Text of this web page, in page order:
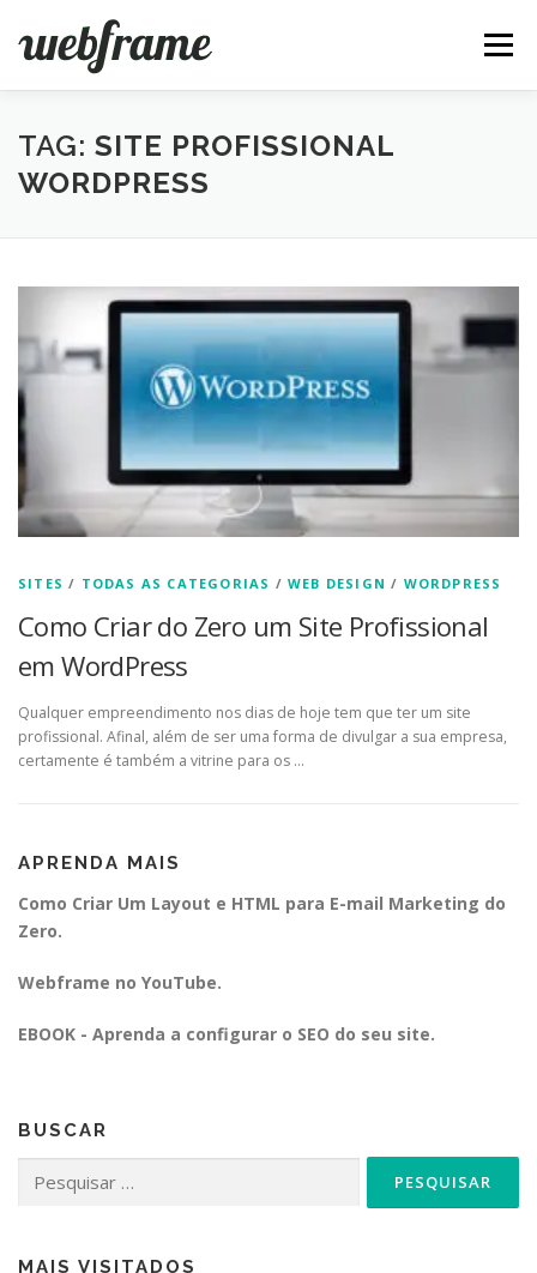
para
Menu
FERRAMENTAS ARTIGOS SOBRE
TAG: SITE PROFISSIONAL
WORDPRESS
SITES / TODAS AS CATEGORIAS /WEB DESIGN / WORDPRESS
Como Criar do Zero um Site Profissional
em WordPress
Qualquer empreendimento nos dias de hoje tem que ter um site
profissional. Afinal, além de ser uma forma de divulgar a sua empresa,
certamente é também a vitrine para os …
APRENDA MAIS
Como Criar Um Layout e HTML para E-mail Marketing do
Zero.
Webframe no YouTube.
EBOOK - Aprenda a configurar o SEO do seu site.
BUSCAR
por:
MAIS VISITADOS